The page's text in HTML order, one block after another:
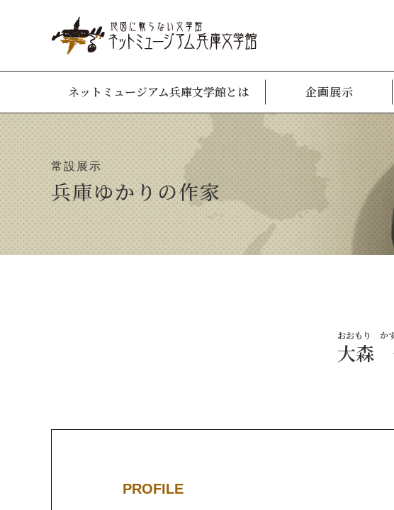
ネットミュージアム兵庫文学館とは 企画展示
常設展示
兵庫ゆかりの作家
おおもり か
大森
PROFILE